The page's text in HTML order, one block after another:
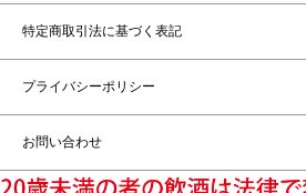
特定商取引法に基づく表記
プライバシーポリシー
お問い合わせ